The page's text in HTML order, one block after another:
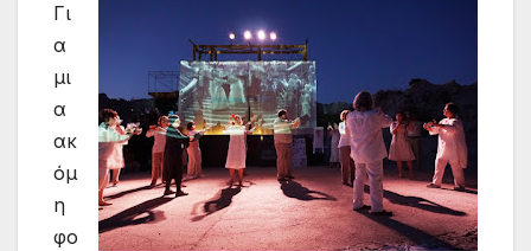
Γι
α
μι
α
ακ
όμ
η
φο